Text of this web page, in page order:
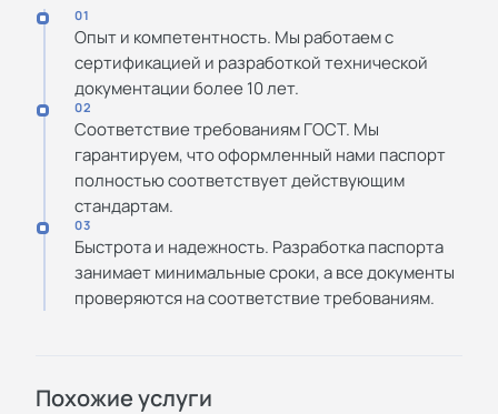
01
Опыт и компетентность. Мы работаем с
сертификацией и разработкой технической
документации более 10 лет.
02
Соответствие требованиям ГОСТ. Мы
гарантируем, что оформленный нами паспорт
полностью соответствует действующим
стандартам.
03
Быстрота и надежность. Разработка паспорта
занимает минимальные сроки, а все документы
проверяются на соответствие требованиям.
Похожие услуги